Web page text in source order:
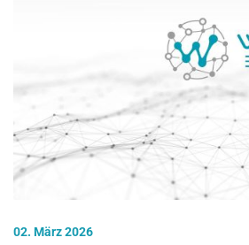
02. März 2026